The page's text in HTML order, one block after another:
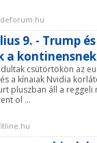
9. - Trump
a kontinensnek
csütörtökön az
a kínaiak Nvidia
pluszban áll a reggeli
ol ...